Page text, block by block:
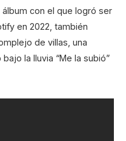
álbum con el que logró ser
en 2022, también
de villas, una
la lluvia “Me la subió”